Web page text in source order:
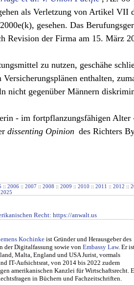
als Verletzung von Artikel VII
gesehen. Das
Revision der Firma am 15. März
zu nutzen, geschähe
Versicherungsplänen enthalten,
nicht gegenüber Männern
- im fortpflanzungsfähigen
dissenting Opinion des Richters
:: 2006 :: 2007 :: 2008 :: 2009 :: 2010 :: 2011 :: 2012 ::
2025
Recht: https://anwalt.us
Kochinkeist Gründer und Her­aus­ge­ber des
der Digitalfassung so­wie von Embassy Law. Er
Mal­ta, Eng­land und USA Jurist, vormals
IT-Auf­sichtsrat, von 2014 bis 2022 zudem
ame­ri­ka­nischen Kanzlei für Wirtschaftsrecht.
in Büchern und Fachzeitschriften.